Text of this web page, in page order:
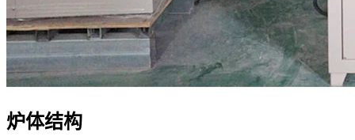
炉体结构